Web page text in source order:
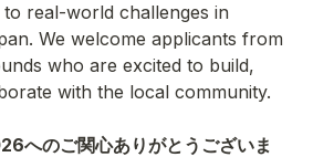
real-world challenges in
We welcome applicants from
who are excited to build,
へのご関心ありがとうございま